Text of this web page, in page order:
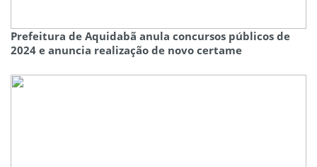
Prefeitura de Aquidabã anula concursos públicos de
2024 e anuncia realização de novo certame